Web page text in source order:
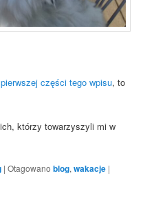
pierwszej części tego wpisu, to
którzy towarzyszyli mi w
|Otagowano blog,wakacje |